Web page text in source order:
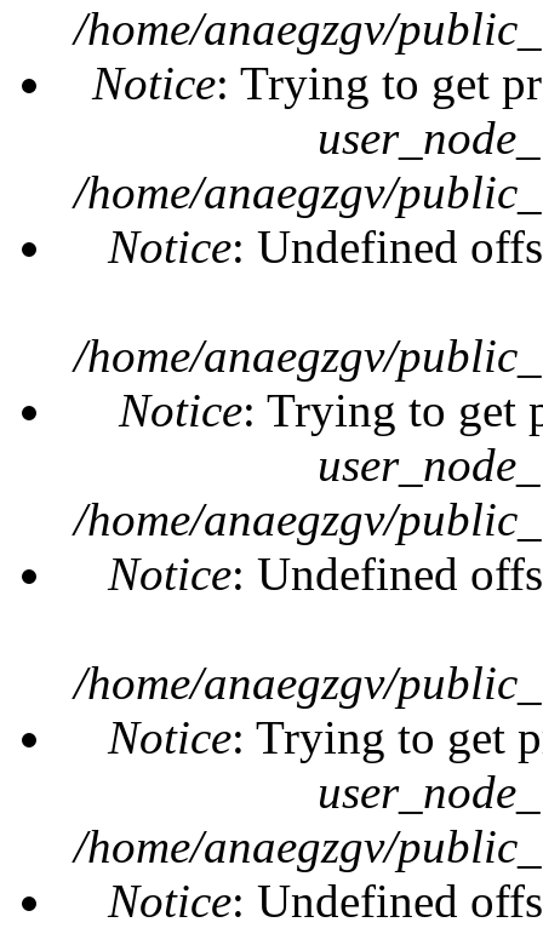
/home/anaegzgv/
Notice: Trying to get
/home/anaegzgv/
Notice: Undefined
/home/anaegzgv/
Notice: Trying to get
/home/anaegzgv/
Notice: Undefined
/home/anaegzgv/
Notice: Trying to get
/home/anaegzgv/
Notice: Undefined